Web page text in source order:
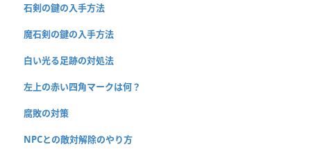
石剣の鍵の入手方法
魔石剣の鍵の入手方法
白い光る足跡の対処法
左上の赤い四角マークは何？
腐敗の対策
NPCとの敵対解除のやり方